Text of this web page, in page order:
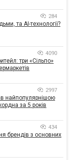
284
та AI-технології?
4090
три «Сільпо»
2997
найпопулярнішою
за 5 років
434
брендів з основних